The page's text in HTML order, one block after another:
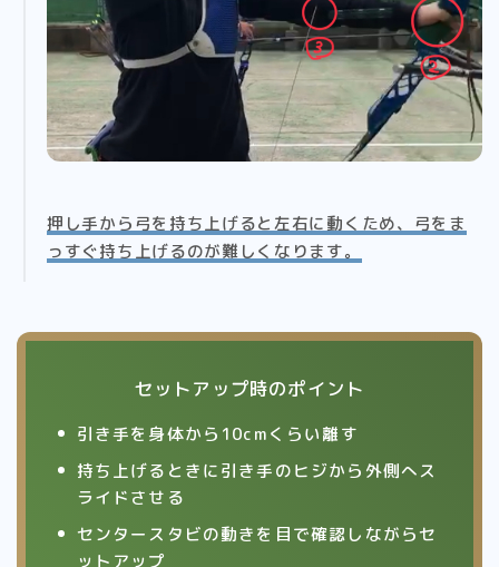
Follow Me
押し手から弓を持ち上げると左右に動くため、弓をま
っすぐ持ち上げるのが難しくなります。
セットアップ時のポイント
引き手を身体から10cmくらい離す
持ち上げるときに引き手のヒジから外側へス
ライドさせる
センタースタビの動きを目で確認しながらセ
ットアップ